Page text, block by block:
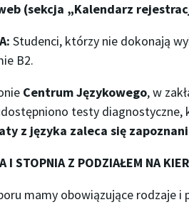
(sekcja „Kalendarz
Studenci, którzy nie dokonają
B2.
Centrum Językowego, w
testy diagnostyczne,
z języka zaleca się
I STOPNIA Z PODZIAŁEM NA
mamy obowiązujące rodzaje i